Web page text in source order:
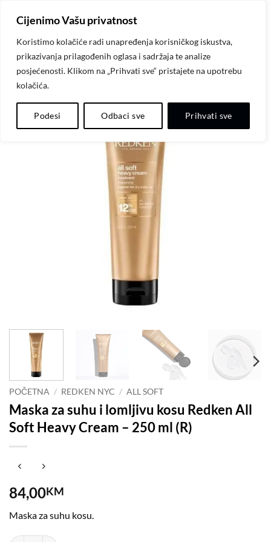
Cijenimo Vašu privatnost
Koristimo kolačiće radi unapređenja korisničkog iskustva,
prikazivanja prilagođenih oglasa i sadržaja te analize
posjećenosti. Klikom na „Prihvati sve“ pristajete na upotrebu
kolačića.
Podesi Odbaci sve Prihvati sve
content
Dodaj
listu
POČETNA / REDKEN NYC / ALL SOFT
Maska za suhu i lomljivu kosu Redken All
Soft Heavy Cream – 250 ml (R)
84,00KM
Maska za suhu kosu.